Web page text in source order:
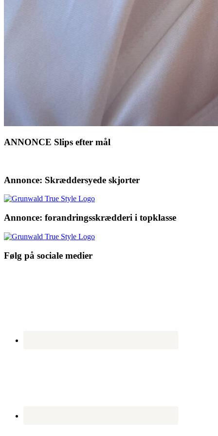
ANNONCE Slips efter mål
Annonce: Skræddersyede skjorter
Annonce: forandringsskrædderi i topklasse
Følg på sociale medier